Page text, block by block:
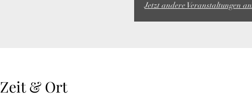
Jetzt andere Veranstaltungen
Zeit & Ort